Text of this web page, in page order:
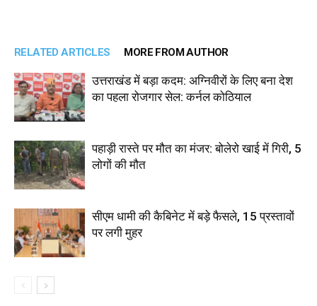
RELATED ARTICLES MORE FROM AUTHOR
उत्तराखंड में बड़ा कदम: अग्निवीरों के लिए बना देश
का पहला रोजगार सेल: कर्नल कोठियाल
पहाड़ी रास्ते पर मौत का मंजर: बोलेरो खाई में गिरी, 5
लोगों की मौत
सीएम धामी की कैबिनेट में बड़े फैसले, 15 प्रस्तावों
पर लगी मुहर